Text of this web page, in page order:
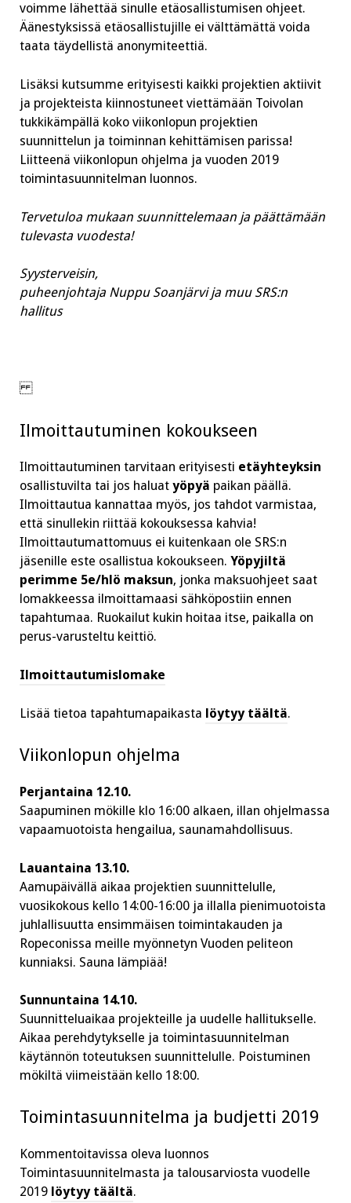
voimme lähettää sinulle etäosallistumisen ohjeet.
Äänestyksissä etäosallistujille ei välttämättä voida
taata täydellistä anonymiteettiä.
Lisäksi kutsumme erityisesti kaikki projektien aktiivit
ja projekteista kiinnostuneet viettämään Toivolan
tukkikämpällä koko viikonlopun projektien
suunnittelun ja toiminnan kehittämisen parissa!
Liitteenä viikonlopun ohjelma ja vuoden 2019
toimintasuunnitelman luonnos.
Tervetuloa mukaan suunnittelemaan ja päättämään
tulevasta vuodesta!
Syysterveisin,
puheenjohtaja Nuppu Soanjärvi ja muu SRS:n
hallitus
Ilmoittautuminen kokoukseen
Ilmoittautuminen tarvitaan erityisesti etäyhteyksin
osallistuvilta tai jos haluat yöpyä paikan päällä.
Ilmoittautua kannattaa myös, jos tahdot varmistaa,
että sinullekin riittää kokouksessa kahvia!
Ilmoittautumattomuus ei kuitenkaan ole SRS:n
jäsenille este osallistua kokoukseen. Yöpyjiltä
perimme 5e/hlö maksun, jonka maksuohjeet saat
lomakkeessa ilmoittamaasi sähköpostiin ennen
tapahtumaa. Ruokailut kukin hoitaa itse, paikalla on
perus-varusteltu keittiö.
Ilmoittautumislomake
Lisää tietoa tapahtumapaikasta löytyy täältä.
Viikonlopun ohjelma
Perjantaina 12.10.
Saapuminen mökille klo 16:00 alkaen, illan ohjelmassa
vapaamuotoista hengailua, saunamahdollisuus.
Lauantaina 13.10.
Aamupäivällä aikaa projektien suunnittelulle,
vuosikokous kello 14:00-16:00 ja illalla pienimuotoista
juhlallisuutta ensimmäisen toimintakauden ja
Ropeconissa meille myönnetyn Vuoden peliteon
kunniaksi. Sauna lämpiää!
Sunnuntaina 14.10.
Suunnitteluaikaa projekteille ja uudelle hallitukselle.
Aikaa perehdytykselle ja toimintasuunnitelman
käytännön toteutuksen suunnittelulle. Poistuminen
mökiltä viimeistään kello 18:00.
Toimintasuunnitelma ja budjetti 2019
Kommentoitavissa oleva luonnos
Toimintasuunnitelmasta ja talousarviosta vuodelle
2019 löytyy täältä.